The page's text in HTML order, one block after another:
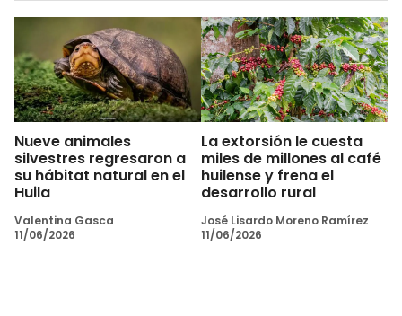
Nueve animales
silvestres regresaron a
su hábitat natural en el
Huila
Valentina Gasca
11/06/2026
La extorsión le cuesta
miles de millones al café
huilense y frena el
desarrollo rural
José Lisardo Moreno Ramírez
11/06/2026